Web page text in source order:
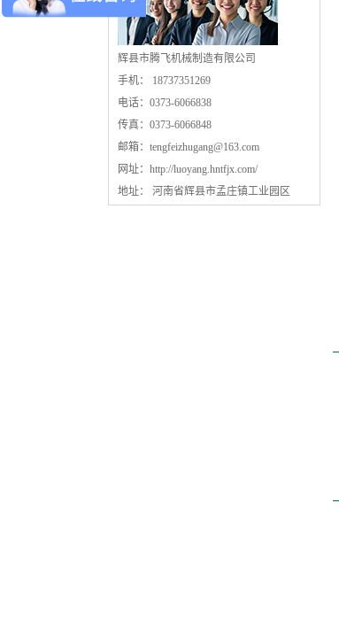
辉县市腾飞机械制造有限公司
手机： 18737351269
电话：0373-6066838
传真：0373-6066848
邮箱： tengfeizhugang@163.com
网址： http://luoyang.hntfjx.com/
地址： 河南省辉县市孟庄镇工业园区